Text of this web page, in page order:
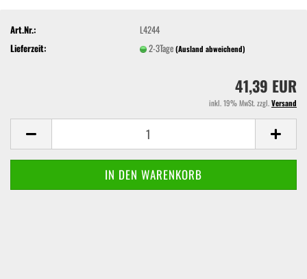
Art.Nr.:
L4244
Lieferzeit:
2-3Tage(Ausland abweichend)
41,39 EUR
inkl. 19% MwSt. zzgl.Versand